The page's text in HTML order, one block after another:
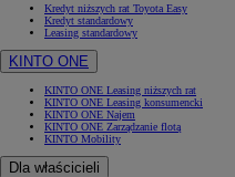
Kredyt niższych rat Toyota Easy
Kredyt standardowy
Leasing standardowy
KINTO ONE
KINTO ONE Leasing niższych rat
KINTO ONE Leasing konsumencki
KINTO ONE Najem
KINTO ONE Zarządzanie flotą
KINTO Mobility
Dla właścicieli